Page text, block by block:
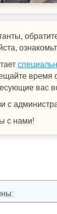
время
вас
с
с нами!